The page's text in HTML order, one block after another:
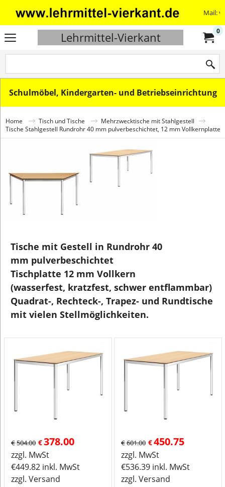
Mail:
Lehrmittel-Vierkant 0
Schulmöbel, Kindergarten- und Betriebseinrichtung
Home Tisch und Tische
Mehrzwecktische mit Stahlgestell
Tische Stahlgestell Rundrohr 40 mm pulverbeschichtet, 12 mm Vollkernplatte
Tische mit Gestell in Rundrohr 40
mm pulverbeschichtet
Tischplatte 12 mm Vollkern
(wasserfest, kratzfest, schwer entflammbar)
Quadrat-, Rechteck-, Trapez- und Rundtische
mit vielen Stellmöglichkeiten.
€504.00 €378.00
zzgl. MwSt
€449.82 inkl. MwSt
zzgl. Versand
€601.00 €450.75
zzgl. MwSt
€536.39 inkl. MwSt
zzgl. Versand